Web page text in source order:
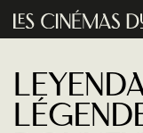
Aller au contenu principal